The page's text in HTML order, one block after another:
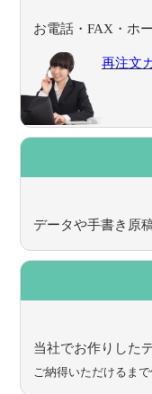
お電話・FAX・ホ
再注文
データや手書き原
当社でお作りした
ご納得いただけるまで